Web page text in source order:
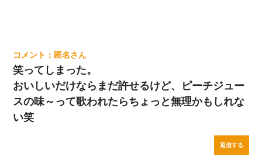
匿名
笑ってしまった。
おいしいだけならまだ許せるけど、ピーチジュー
スの味～って歌われたらちょっと無理かもしれな
い笑
返信する